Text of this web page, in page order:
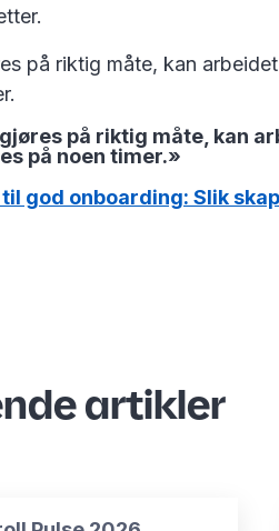
på riktig måte, kan
på riktig måte, kan
på noen timer.»
god onboarding: Slik
artikler